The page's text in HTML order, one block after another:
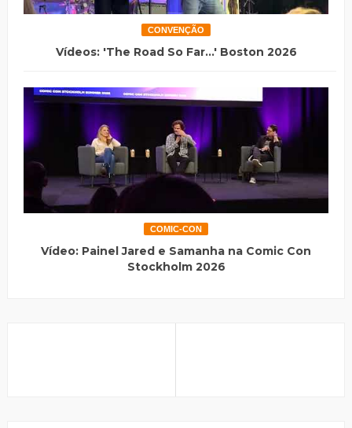
CONVENÇÃO
Vídeos: 'The Road So Far...' Boston 2026
COMIC-CON
Vídeo: Painel Jared e Samanha na Comic Con
Stockholm 2026